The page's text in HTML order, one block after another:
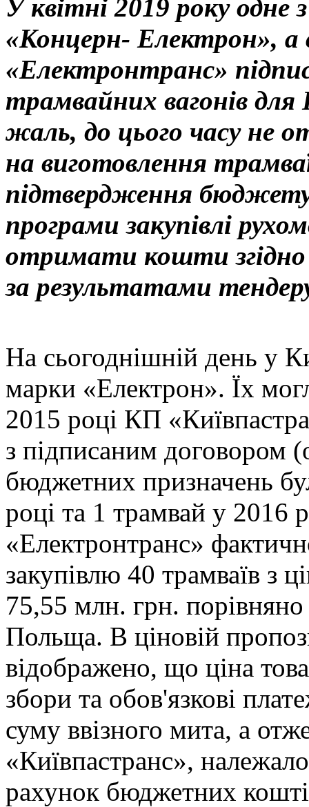
У квітні 2019 року
«Концерн- Електрон»,
«Електронтранс»
трамвайних вагонів
жаль, до цього часу не
на виготовлення
підтвердження
програми закупівлі
отримати кошти згідно
за результатами
На сьогоднішній день у
марки «Електрон». Їх
2015 році КП
з підписаним договором
бюджетних призначень
році та 1 трамвай у
«Електронтранс»
закупівлю 40 трамваїв
75,55 млн. грн.
Польща. В ціновій
відображено, що ціна
збори та обов'язкові
суму ввізного мита, а
«Київпастранс»,
рахунок бюджетних